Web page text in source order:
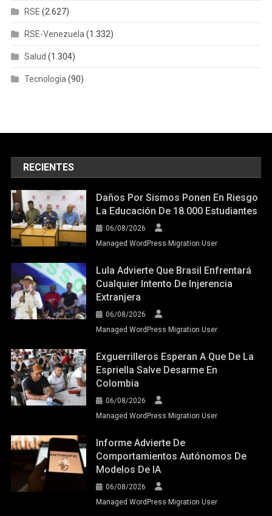
RSE (2.627)
RSE-Venezuela (1.332)
Salud (1.304)
Tecnología (90)
RECIENTES
Daños Por Sismos Ponen En Riesgo
La Educación De 18.000 Estudiantes
06/08/2026
Managed WordPress Migration User
Lula Advierte Que Brasil Enfrentará
Cualquier Intento De Injerencia
Extranjera
06/08/2026
Managed WordPress Migration User
Exguerrilleros Esperan A Que De La
Espriella Salve Desarme En
Colombia
06/08/2026
Managed WordPress Migration User
Informe Advierte De
Comportamientos Autónomos De
Modelos De IA
06/08/2026
Managed WordPress Migration User